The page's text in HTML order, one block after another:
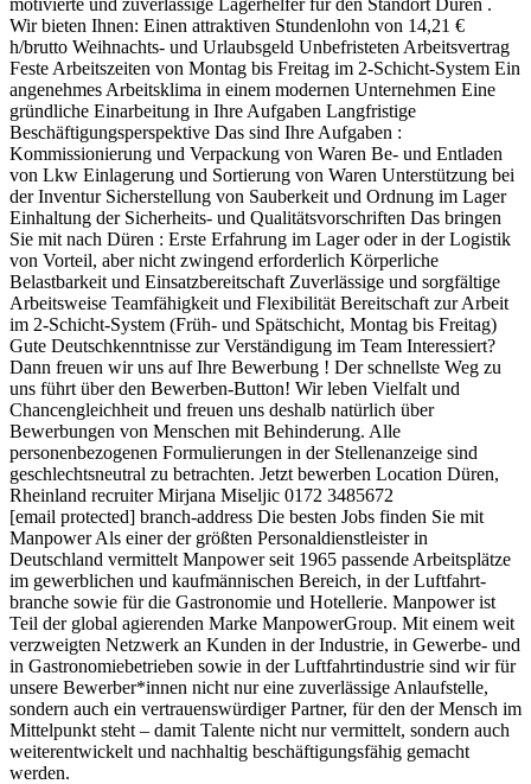
Wir bieten Ihnen: Einen attraktiven Stundenlohn von 14,21 €
h/brutto Weihnachts- und Urlaubsgeld Unbefristeten Arbeitsvertrag
Feste Arbeitszeiten von Montag bis Freitag im 2-Schicht-System Ein
angenehmes Arbeitsklima in einem modernen Unternehmen Eine
gründliche Einarbeitung in Ihre Aufgaben Langfristige
Beschäftigungsperspektive Das sind Ihre Aufgaben :
Kommissionierung und Verpackung von Waren Be- und Entladen
von Lkw Einlagerung und Sortierung von Waren Unterstützung bei
der Inventur Sicherstellung von Sauberkeit und Ordnung im Lager
Einhaltung der Sicherheits- und Qualitätsvorschriften Das bringen
Sie mit nach Düren : Erste Erfahrung im Lager oder in der Logistik
von Vorteil, aber nicht zwingend erforderlich Körperliche
Belastbarkeit und Einsatzbereitschaft Zuverlässige und sorgfältige
Arbeitsweise Teamfähigkeit und Flexibilität Bereitschaft zur Arbeit
im 2-Schicht-System (Früh- und Spätschicht, Montag bis Freitag)
Gute Deutschkenntnisse zur Verständigung im Team Interessiert?
Dann freuen wir uns auf Ihre Bewerbung ! Der schnellste Weg zu
uns führt über den Bewerben-Button! Wir leben Vielfalt und
Chancengleichheit und freuen uns deshalb natürlich über
Bewerbungen von Menschen mit Behinderung. Alle
personenbezogenen Formulierungen in der Stellenanzeige sind
geschlechtsneutral zu betrachten. Jetzt bewerben Location Düren,
Rheinland recruiter Mirjana Miseljic 0172 3485672
[email protected] branch-address Die besten Jobs finden Sie mit
Manpower Als einer der größten Personal­dienst­leister in
Deutschland vermittelt Manpower seit 1965 passende Arbeits­plätze
im gewerblichen und kaufmännischen Bereich, in der Luftfahrt­
branche sowie für die Gastronomie und Hotellerie. Manpower ist
Teil der global agierenden Marke ManpowerGroup. Mit einem weit
verzweigten Netzwerk an Kunden in der Industrie, in Gewerbe- und
in Gastronomie­betrieben sowie in der Luftfahrt­industrie sind wir für
unsere Bewerber­*innen nicht nur eine zuverlässige Anlauf­stelle,
sondern auch ein vertrauens­würdiger Partner, für den der Mensch im
Mittelpunkt steht – damit Talente nicht nur vermittelt, sondern auch
weiter­entwickelt und nachhaltig beschäftigungs­fähig gemacht
werden.